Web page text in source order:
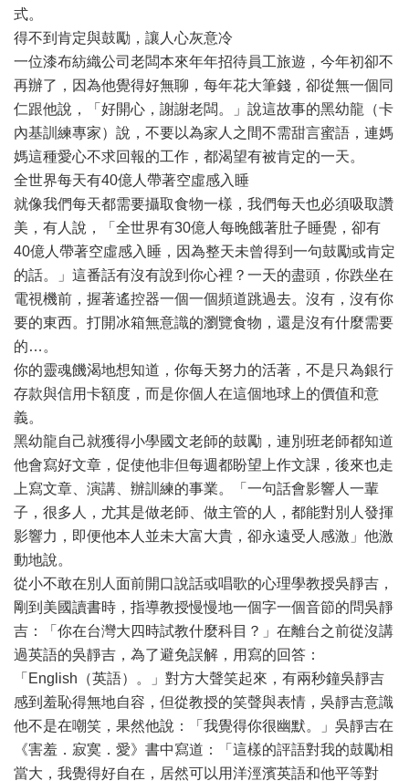
式。
得不到肯定與鼓勵，讓人心灰意冷
一位漆布紡織公司老闆本來年年招待員工旅遊，今年初卻不
再辦了，因為他覺得好無聊，每年花大筆錢，卻從無一個同
仁跟他說，「好開心，謝謝老闆。」說這故事的黑幼龍（卡
內基訓練專家）說，不要以為家人之間不需甜言蜜語，連媽
媽這種愛心不求回報的工作，都渴望有被肯定的一天。
全世界每天有40億人帶著空虛感入睡
就像我們每天都需要攝取食物一樣，我們每天也必須吸取讚
美，有人說，「全世界有30億人每晚餓著肚子睡覺，卻有
40億人帶著空虛感入睡，因為整天未曾得到一句鼓勵或肯定
的話。」這番話有沒有說到你心裡？一天的盡頭，你跌坐在
電視機前，握著遙控器一個一個頻道跳過去。沒有，沒有你
要的東西。打開冰箱無意識的瀏覽食物，還是沒有什麼需要
的…。
你的靈魂饑渴地想知道，你每天努力的活著，不是只為銀行
存款與信用卡額度，而是你個人在這個地球上的價值和意
義。
黑幼龍自己就獲得小學國文老師的鼓勵，連別班老師都知道
他會寫好文章，促使他非但每週都盼望上作文課，後來也走
上寫文章、演講、辦訓練的事業。「一句話會影響人一輩
子，很多人，尤其是做老師、做主管的人，都能對別人發揮
影響力，即便他本人並未大富大貴，卻永遠受人感激」他激
動地說。
從小不敢在別人面前開口說話或唱歌的心理學教授吳靜吉，
剛到美國讀書時，指導教授慢慢地一個字一個音節的問吳靜
吉：「你在台灣大四時試教什麼科目？」在離台之前從沒講
過英語的吳靜吉，為了避免誤解，用寫的回答：
「English（英語）。」對方大聲笑起來，有兩秒鐘吳靜吉
感到羞恥得無地自容，但從教授的笑聲與表情，吳靜吉意識
他不是在嘲笑，果然他說：「我覺得你很幽默。」吳靜吉在
《害羞．寂寞．愛》書中寫道：「這樣的評語對我的鼓勵相
當大，我覺得好自在，居然可以用洋涇濱英語和他平等對